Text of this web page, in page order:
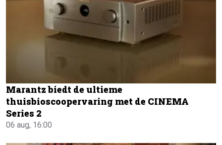
Marantz biedt de ultieme
thuisbioscoopervaring met de CINEMA
Series 2
06 aug, 16:00